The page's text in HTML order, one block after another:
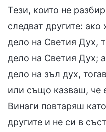
Тези, които не
следват другите: ако
дело на Светия Дух,
дело на Светия Дух;
дело на зъл дух,
или също казваш, че
Винаги повтаряш
другите и не си в